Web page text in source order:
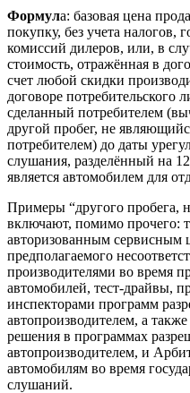
Формула: базовая цена
покупку, без учета налогов,
комиссий дилеров, или, в
стоимость, отражённая в
счет любой скидки
договоре потребительского
сделанный потребителем
другой пробег, не
потребителем) до даты
слушания, разделённый на
является автомобилем для
Примеры “другого пробега,
включают, помимо прочего:
авторизованным сервисным
предполагаемого
производителями во время
автомобилей, тест-драйвы,
инспекторами программ
автопроизводителем, а
решения в программах
автопроизводителем, и
автомобилям во время
слушаний.